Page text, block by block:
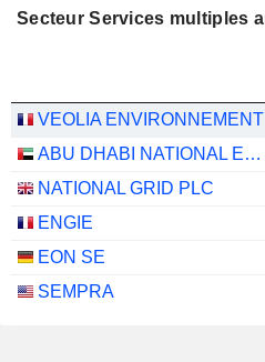
Secteur Services multiples
VEOLIA ENVIRONNEMENT
ABU DHABI NATIONAL ENERGY COMPANY
NATIONAL GRID PLC
ENGIE
EON SE
SEMPRA